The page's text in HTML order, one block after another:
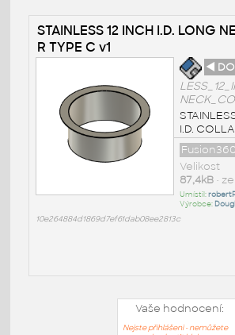
STAINLESS 12 INCH I.D. LONG
R TYPE C v1
◄
I.D.
Fusion360
Velikost
87,4kB•
Umístil:
Výrobce:
10e264884d1869d7ef61dab08ee2813c
Vaše hodnocení:
Nejste přihlášeni - nemůžete